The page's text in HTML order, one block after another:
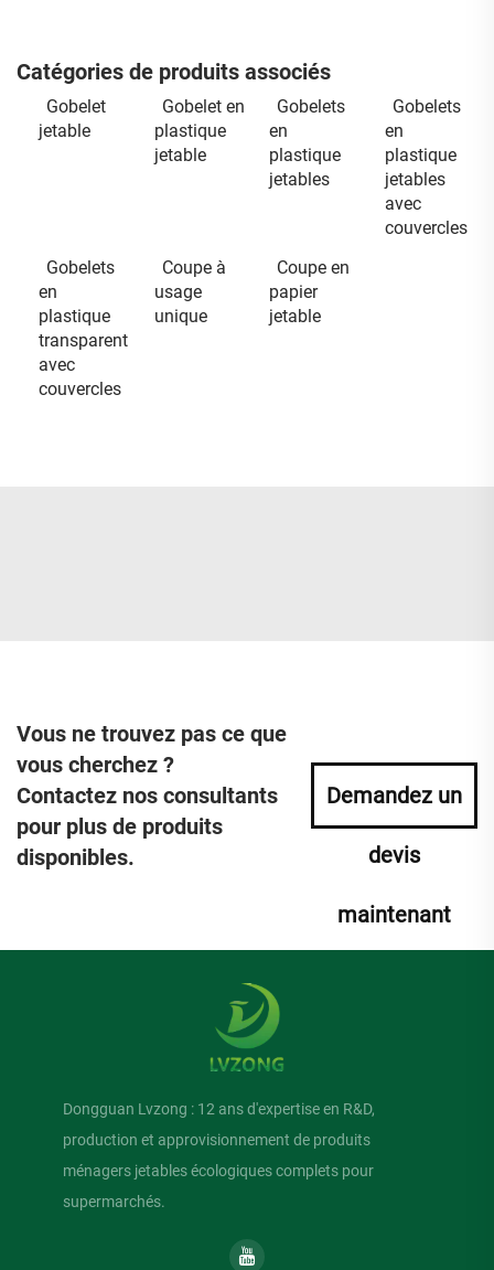
Catégories de produits associés
Gobelet
jetable
Gobelet en
plastique
jetable
Gobelets
en
plastique
jetables
Gobelets
en
plastique
jetables
avec
couvercles
Gobelets
en
plastique
transparent
avec
couvercles
Coupe à
usage
unique
Coupe en
papier
jetable
Vous ne trouvez pas ce que
vous cherchez ?
Contactez nos consultants
pour plus de produits
disponibles.
Demandez un
devis
maintenant
Dongguan Lvzong : 12 ans d'expertise en R&D,
production et approvisionnement de produits
ménagers jetables écologiques complets pour
supermarchés.